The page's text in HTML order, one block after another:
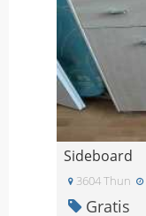
Sideboard
3604 Thun
Gratis